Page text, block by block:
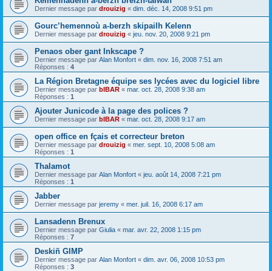
Dernier message par drouizig « dim. déc. 14, 2008 9:51 pm
Gourc’hemennoù a-berzh skipailh Kelenn
Dernier message par drouizig « jeu. nov. 20, 2008 9:21 pm
Penaos ober gant Inkscape ?
Dernier message par Alan Monfort « dim. nov. 16, 2008 7:51 am
Réponses : 4
La Région Bretagne équipe ses lycées avec du logiciel libre
Dernier message par bIBAR « mar. oct. 28, 2008 9:38 am
Réponses : 1
Ajouter Junicode à la page des polices ?
Dernier message par bIBAR « mar. oct. 28, 2008 9:17 am
open office en fçais et correcteur breton
Dernier message par drouizig « mer. sept. 10, 2008 5:08 am
Réponses : 1
Thalamot
Dernier message par Alan Monfort « jeu. août 14, 2008 7:21 pm
Réponses : 1
Jabber
Dernier message par jeremy « mer. juil. 16, 2008 6:17 am
Lansadenn Brenux
Dernier message par Giulia « mar. avr. 22, 2008 1:15 pm
Réponses : 7
Deskiñ GIMP
Dernier message par Alan Monfort « dim. avr. 06, 2008 10:53 pm
Réponses : 3